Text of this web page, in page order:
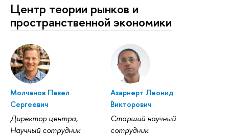
Центр теории рынков и
пространственной экономики
Молчанов Павел
Сергеевич
Директор центра,
Научный сотрудник
Азарнерт Леонид
Викторович
Старший научный
сотрудник